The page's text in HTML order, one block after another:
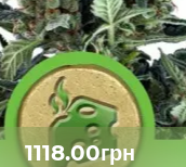
1118.00грн